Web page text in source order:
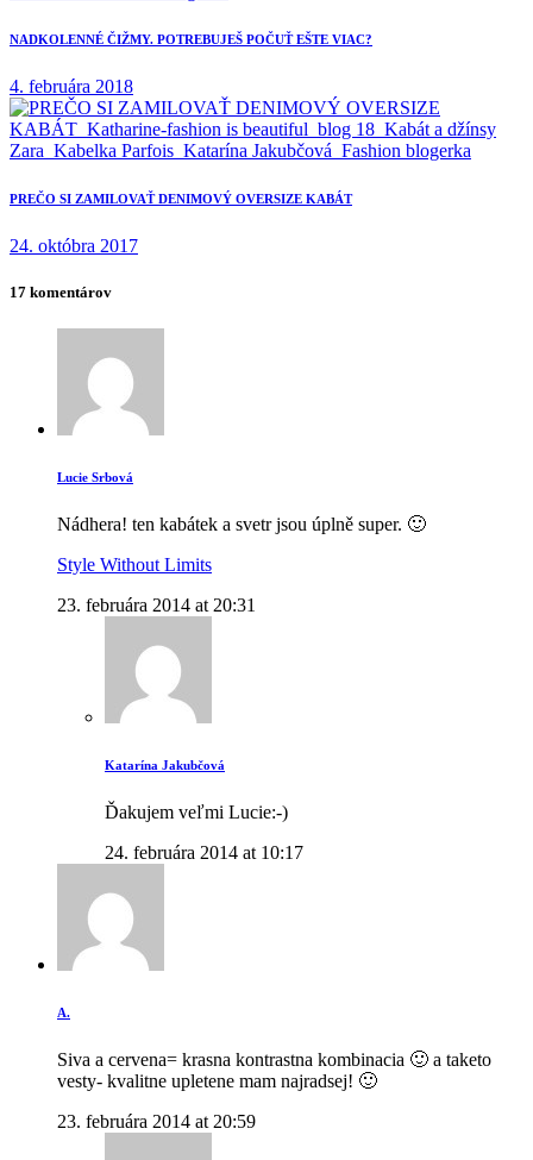
NADKOLENNÉ ČIŽMY. POTREBUJEŠ POČUŤ EŠTE VIAC?
4. februára 2018
PREČO SI ZAMILOVAŤ DENIMOVÝ OVERSIZE KABÁT
24. októbra 2017
17 komentárov
Lucie Srbová
Nádhera! ten kabátek a svetr jsou úplně super. 🙂
Style Without Limits
23. februára 2014 at 20:31
Katarína Jakubčová
Ďakujem veľmi Lucie:-)
24. februára 2014 at 10:17
A.
Siva a cervena= krasna kontrastna kombinacia 🙂 a taketo
vesty- kvalitne upletene mam najradsej! 🙂
23. februára 2014 at 20:59